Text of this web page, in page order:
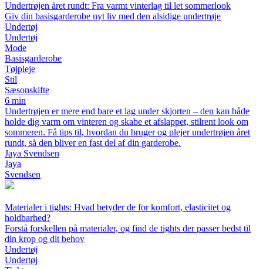
Undertrøjen året rundt: Fra varmt vinterlag til let sommerlook
Giv din basisgarderobe nyt liv med den alsidige undertrøje
Undertøj
Undertøj
Mode
Basisgarderobe
Tøjpleje
Stil
Sæsonskifte
6 min
Undertrøjen er mere end bare et lag under skjorten – den kan både
holde dig varm om vinteren og skabe et afslappet, stilrent look om
sommeren. Få tips til, hvordan du bruger og plejer undertrøjen året
rundt, så den bliver en fast del af din garderobe.
Jaya Svendsen
Jaya
Svendsen
Materialer i tights: Hvad betyder de for komfort, elasticitet og
holdbarhed?
Forstå forskellen på materialer, og find de tights der passer bedst til
din krop og dit behov
Undertøj
Undertøj